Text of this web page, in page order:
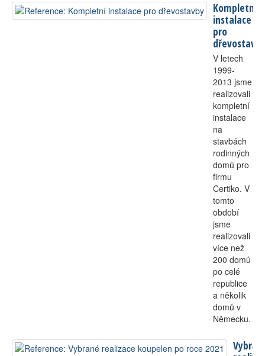
Kompletní
instalace
pro
dřevostavby
V letech
1999-
2013 jsme
realizovali
kompletní
instalace
na
stavbách
rodinných
domů pro
firmu
Certiko. V
tomto
období
jsme
realizovali
více než
200 domů
po celé
republice
a několik
domů v
Německu.